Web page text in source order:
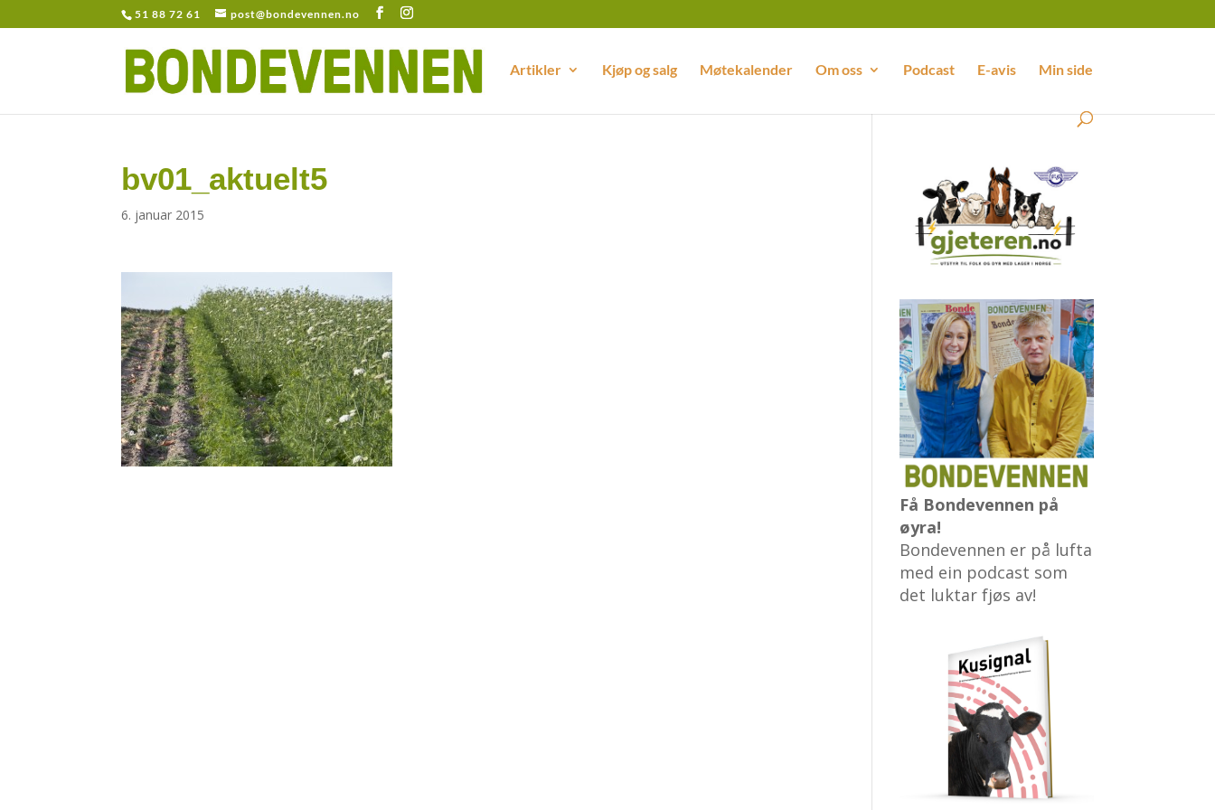
51 88 72 61 post@bondevennen.no
Artikler Kjøp og salg Møtekalender Om oss Podcast E-avis Min side
bv01_aktuelt5
6. januar 2015
Få Bondevennen på
øyra!
Bondevennen er på lufta
med ein podcast som
det luktar fjøs av!